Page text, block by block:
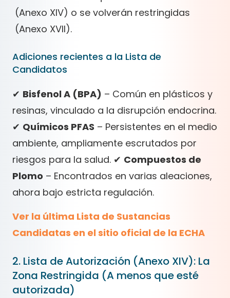
(Anexo XIV) o se volverán restringidas
(Anexo XVII).
Adiciones recientes a la Lista de
Candidatos
✔ Bisfenol A (BPA) – Común en plásticos y
resinas, vinculado a la disrupción endocrina.
✔ Químicos PFAS – Persistentes en el medio
ambiente, ampliamente escrutados por
riesgos para la salud. ✔ Compuestos de
Plomo – Encontrados en varias aleaciones,
ahora bajo estricta regulación.
Ver la última Lista de Sustancias
Candidatas en el sitio oficial de la ECHA
2. Lista de Autorización (Anexo XIV): La
Zona Restringida (A menos que esté
autorizada)